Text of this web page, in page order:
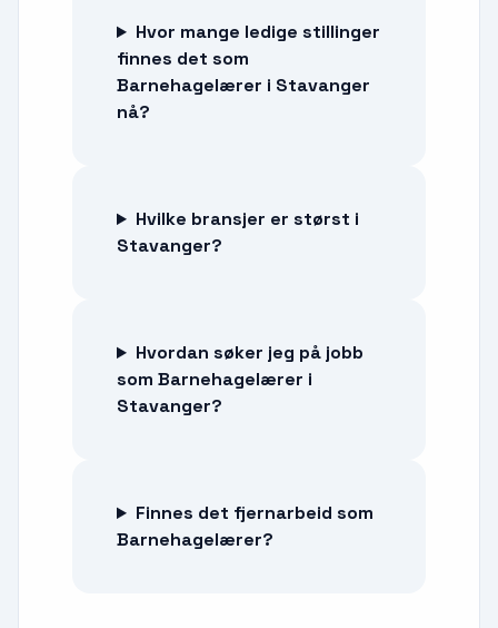
Hvor mange ledige stillinger
finnes det som
Barnehagelærer i Stavanger
nå?
Hvilke bransjer er størst i
Stavanger?
Hvordan søker jeg på jobb
som Barnehagelærer i
Stavanger?
Finnes det fjernarbeid som
Barnehagelærer?